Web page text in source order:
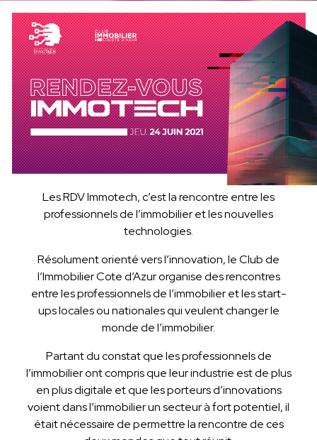
Les RDV Immotech, c’est la rencontre entre les
professionnels de l’immobilier et les nouvelles
technologies.
Résolument orientévers l’innovation, le Club de
l’Immobilier Cote d’Azur organise des rencontres
entre les professionnels de l’immobilier et les start-
ups locales ou nationales qui veulent changer le
monde de l’immobilier.
Partant du constat que les professionnels de
l’immobilier ont compris que leur industrie est de plus
en plus digitale et que les porteurs d’innovations
voient dans l’immobilier un secteur à fort potentiel, il
était nécessaire de permettre la rencontre de ces